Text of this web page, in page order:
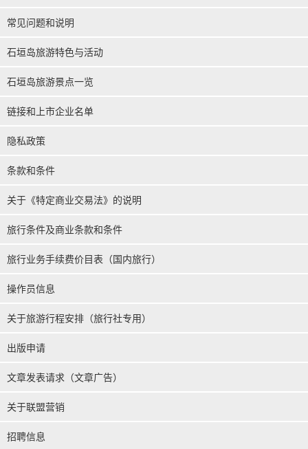
常见问题和说明
石垣岛旅游特色与活动
石垣岛旅游景点一览
链接和上市企业名单
隐私政策
条款和条件
关于《特定商业交易法》的说明
旅行条件及商业条款和条件
旅行业务手续费价目表（国内旅行）
操作员信息
关于旅游行程安排（旅行社专用）
出版申请
文章发表请求（文章广告）
关于联盟营销
招聘信息